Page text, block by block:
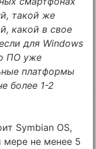
такой же
какой в свое
для Windows
ПО уже
платформы
более 1-2
Symbian OS,
мере не менее 5